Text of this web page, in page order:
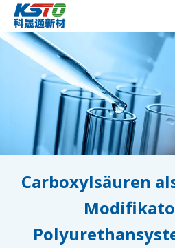
Carboxylsäuren